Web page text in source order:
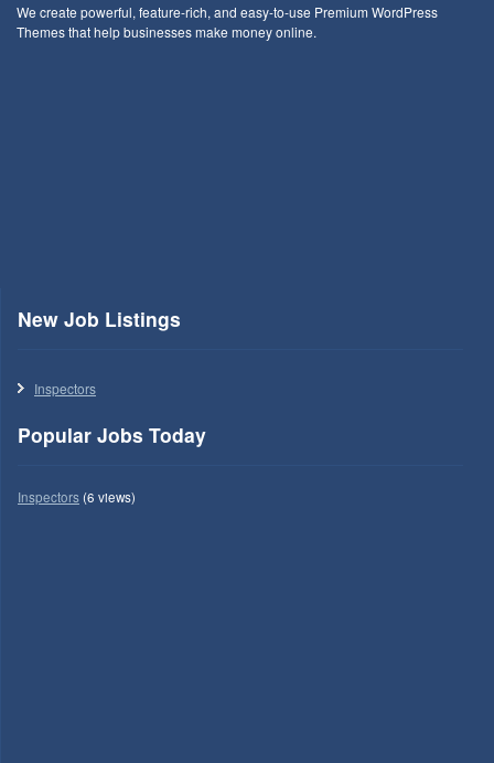
We create powerful, feature-rich, and easy-to-use Premium WordPress
Themes that help businesses make money online.
New Job Listings
Inspectors
Popular Jobs Today
Inspectors(6 views)